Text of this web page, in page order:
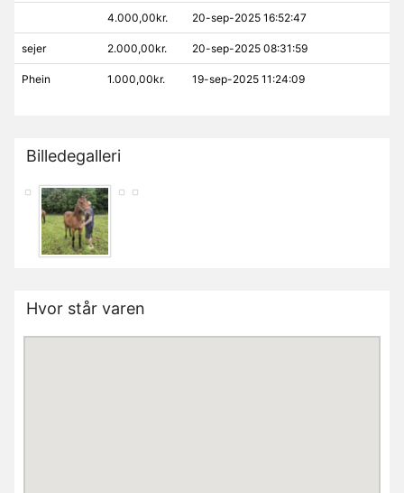
4.000,00kr. 20-sep-2025 16:52:47
sejer 2.000,00kr. 20-sep-2025 08:31:59
Phein 1.000,00kr. 19-sep-2025 11:24:09
Billedegalleri
Hvor står varen